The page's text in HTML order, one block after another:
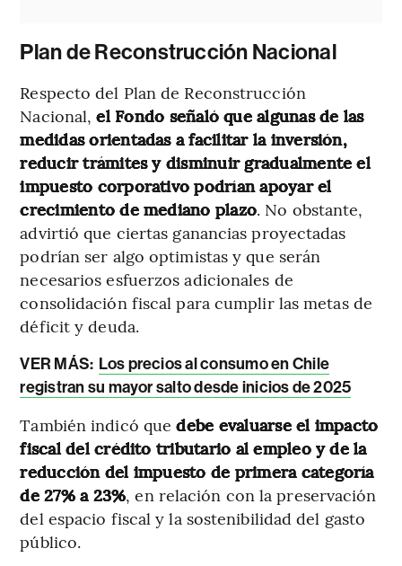
Plan de Reconstrucción Nacional
Respecto del Plan de Reconstrucción
Nacional,el Fondo señaló que algunas de las
medidas orientadas a facilitar la inversión,
reducir trámites y disminuir gradualmente el
impuesto corporativo podrían apoyar el
crecimiento de mediano plazo. No obstante,
advirtió que ciertas ganancias proyectadas
podrían ser algo optimistas y que serán
necesarios esfuerzos adicionales de
consolidación fiscal para cumplir las metas de
déficit y deuda.
VER MÁS: Los precios al consumo en Chile
registran su mayor salto desde inicios de 2025
También indicó que debe evaluarse el impacto
fiscal del crédito tributario al empleo y de la
reducción del impuesto de primera categoría
de 27% a 23%, en relación con la preservación
del espacio fiscal y la sostenibilidad del gasto
público.